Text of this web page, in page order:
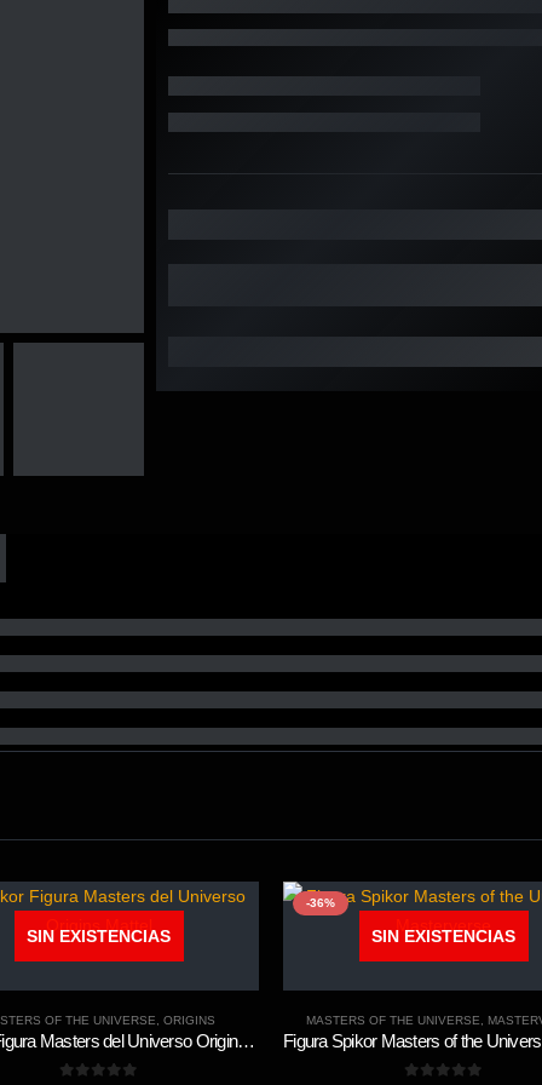
SIN EXISTENCIAS
OF THE UNIVERSE, ORIGINS
Stinkor Figura Masters del Universo Origins Mattel
-36%
SIN EXISTENCIAS
MASTERS OF THE UNIVERSE,